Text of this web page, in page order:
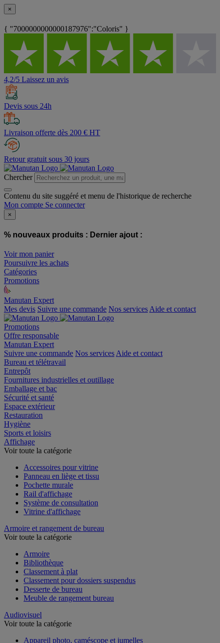
×
{ "7000000000000187976":"Coloris" }
4,2/5 Laissez un avis
Devis sous 24h
Livraison offerte dès 200 € HT
Retour gratuit sous 30 jours
Chercher
Contenu du site suggéré et menu de l'historique de recherche
Mon compte Se connecter
×
% nouveaux produits : Dernier ajout :
Voir mon panier
Poursuivre les achats
Catégories
Promotions
Manutan Expert
offre reconditionnée
Mes devis Suivre une commande Nos services
Promotions
Offre responsable
Manutan Expert
Suivre une commande
Bureau et télétravail
Entrepôt
Fournitures industrielles et outillage
Emballage et bac
Sécurité et santé
Espace extérieur
Restauration
Hygiène
Sports et loisirs
Affichage
Accessoires pour vitrine
Panneau en liège et tissu
Pochette murale
Rail d'affichage
Système de consultation
Armoire et rangement de bureau
Armoire
Bibliothèque
Classement à plat
Classement pour dossiers suspendus
Desserte de bureau
Audiovisuel